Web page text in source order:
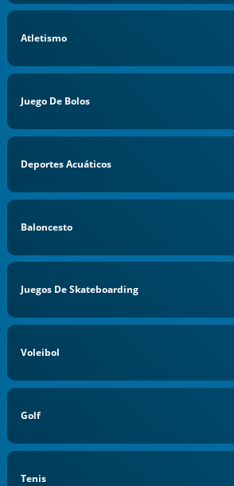
Atletismo
Juego De Bolos
Deportes Acuáticos
Baloncesto
Juegos De Skateboarding
Voleibol
Golf
Tenis